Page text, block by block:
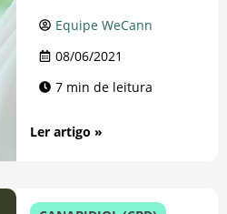
Equipe WeCann
08/06/2021
7 min de leitura
Ler artigo »